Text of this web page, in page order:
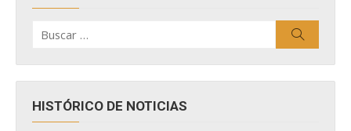
por:
HISTÓRICO DE NOTICIAS